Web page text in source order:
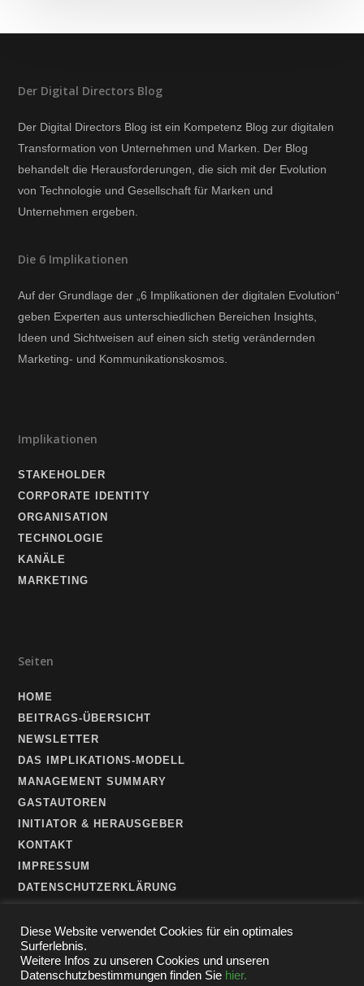
Der Digital Directors Blog
Der Digital Directors Blog ist ein Kompetenz Blog zur digitalen
Transformation von Unternehmen und Marken. Der Blog
behandelt die Herausforderungen, die sich mit der Evolution
von Technologie und Gesellschaft für Marken und
Unternehmen ergeben.
Die 6 Implikationen
Auf der Grundlage der „6 Implikationen der digitalen Evolution“
geben Experten aus unterschiedlichen Bereichen Insights,
Ideen und Sichtweisen auf einen sich stetig verändernden
Marketing- und Kommunikationskosmos.
Implikationen
STAKEHOLDER
CORPORATE IDENTITY
ORGANISATION
TECHNOLOGIE
KANÄLE
MARKETING
Seiten
HOME
BEITRAGS-ÜBERSICHT
NEWSLETTER
DAS IMPLIKATIONS-MODELL
MANAGEMENT SUMMARY
GASTAUTOREN
INITIATOR & HERAUSGEBER
KONTAKT
IMPRESSUM
DATENSCHUTZERKLÄRUNG
Diese Website verwendet Cookies für ein optimales
Surferlebnis.
Weitere Infos zu unseren Cookies und unseren
Datenschutzbestimmungen finden Sie hier.